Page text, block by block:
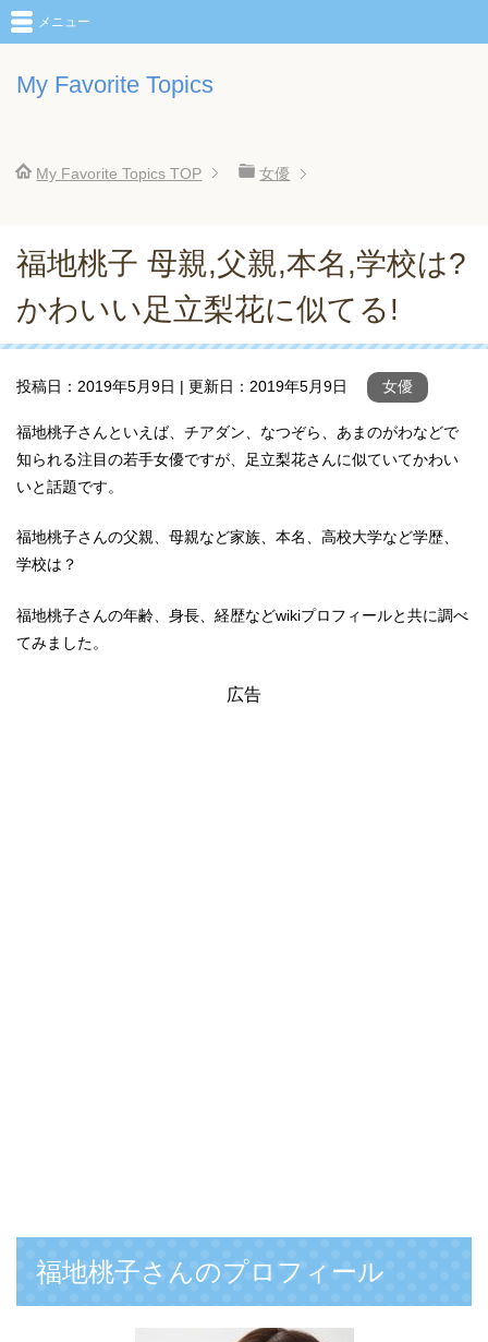
My Favorite Topics
メニュー
My Favorite Topics TOP 女優
福地桃子 母親,父親,本名,学校は?
かわいい足立梨花に似てる!
投稿日： 2019年5月9日 | 更新日： 2019年5月9日 女優
福地桃子さんといえば、チアダン、なつぞら、あまのがわなどで
知られる注目の若手女優ですが、足立梨花さんに似ていてかわい
いと話題です。
福地桃子さんの父親、母親など家族、本名、高校大学など学歴、
学校は？
福地桃子さんの年齢、身長、経歴などwikiプロフィールと共に調べ
てみました。
広告
福地桃子さんのプロフィール